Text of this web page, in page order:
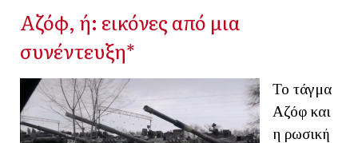
Αζόφ, ή: εικόνες από μια
συνέντευξη*
Το τάγμα
Αζόφ και
η ρωσική